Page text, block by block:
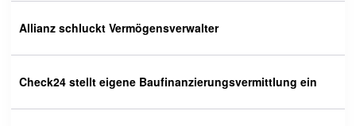
Allianz schluckt Vermögensverwalter
Check24 stellt eigene Baufinanzierungsvermittlung ein